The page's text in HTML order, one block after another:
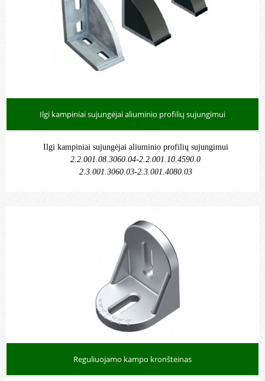
3 krypčių jungtys ir galo dangčiai
aliuminio profiliams
Ilgi kampiniai sujungėjai aliuminio profilių sujungimui
Ilgi kampiniai sujungėjai aliuminio profilių sujungimui
2.2.001.08.3060.04-2.2.001.10.4590.0
2.3.001.3060.03-2.3.001.4080.03
Reguliuojamo kampo kronšteinas